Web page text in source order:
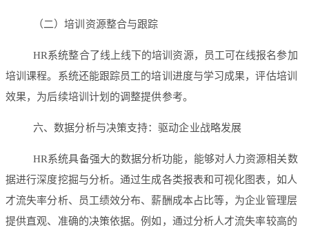
（二）培训资源整合与跟踪
HR系统整合了线上线下的培训资源，员工可在线报名参加
培训课程。系统还能跟踪员工的培训进度与学习成果，评估培训
效果，为后续培训计划的调整提供参考。
六、数据分析与决策支持：驱动企业战略发展
HR系统具备强大的数据分析功能，能够对人力资源相关数
据进行深度挖掘与分析。通过生成各类报表和可视化图表，如人
才流失率分析、员工绩效分布、薪酬成本占比等，为企业管理层
提供直观、准确的决策依据。例如，通过分析人才流失率较高的